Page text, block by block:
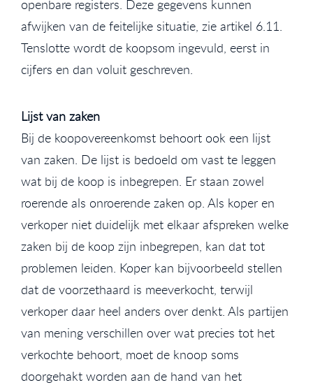
openbare registers. Deze gegevens kunnen
afwijken van de feitelijke situatie, zie artikel 6.11.
Tenslotte wordt de koopsom ingevuld, eerst in
cijfers en dan voluit geschreven.
Lijst van zaken
Bij de koopovereenkomst behoort ook een lijst
van zaken. De lijst is bedoeld om vast te leggen
wat bij de koop is inbegrepen. Er staan zowel
roerende als onroerende zaken op. Als koper en
verkoper niet duidelijk met elkaar afspreken welke
zaken bij de koop zijn inbegrepen, kan dat tot
problemen leiden. Koper kan bijvoorbeeld stellen
dat de voorzethaard is meeverkocht, terwijl
verkoper daar heel anders over denkt. Als partijen
van mening verschillen over wat precies tot het
verkochte behoort, moet de knoop soms
doorgehakt worden aan de hand van het